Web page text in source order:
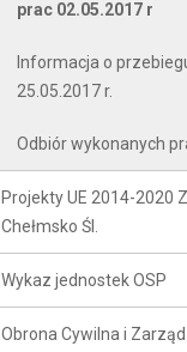
prac 02.05.2017 r
Informacja o
25.05.2017 r.
Odbiór wykonanych
Projekty UE 2014-2020
Chełmsko Śl.
Wykaz jednostek OSP
Obrona Cywilna i